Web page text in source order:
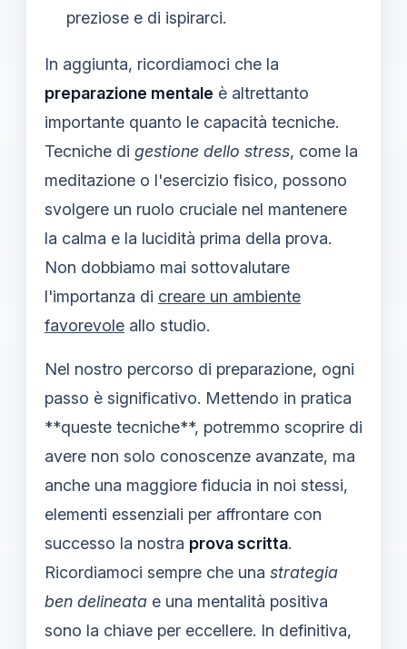
preziose e di ispirarci.
In aggiunta, ricordiamoci che la
preparazione mentale è altrettanto
importante quanto le capacità tecniche.
Tecniche di gestione dello stress, come la
meditazione o l'esercizio fisico, possono
svolgere un ruolo cruciale nel mantenere
la calma e la lucidità prima della prova.
Non dobbiamo mai sottovalutare
l'importanza di creare un ambiente
favorevole allo studio.
Nel nostro percorso di preparazione, ogni
passo è significativo. Mettendo in pratica
**queste tecniche**, potremmo scoprire di
avere non solo conoscenze avanzate, ma
anche una maggiore fiducia in noi stessi,
elementi essenziali per affrontare con
successo la nostra prova scritta.
Ricordiamoci sempre che una strategia
ben delineata e una mentalità positiva
sono la chiave per eccellere. In definitiva,